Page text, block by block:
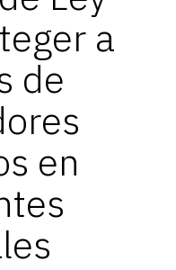
a
de
en